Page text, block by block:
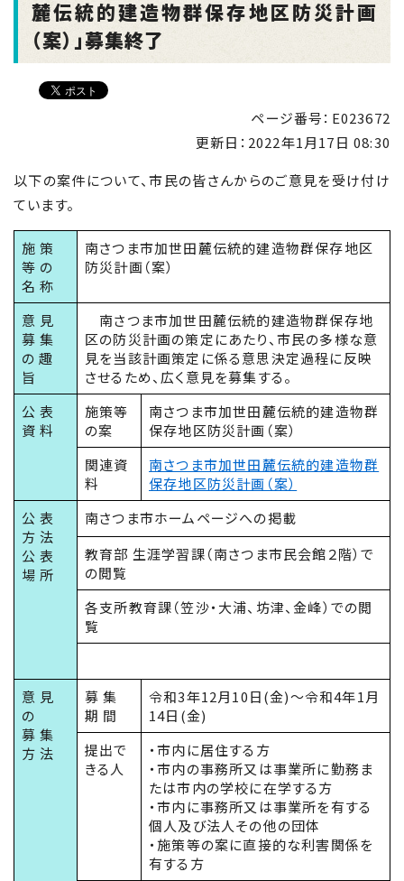
麓伝統的建造物群保存地区防災計画
（案）」募集終了
ページ番号：E023672
更新日： 2022年1月17日 08:30
以下の案件について、市民の皆さんからのご意見を受け付け
ています。
施 策
等 の
名 称
南さつま市加世田麓伝統的建造物群保存地区
防災計画（案）
意 見
募 集
の 趣
旨
南さつま市加世田麓伝統的建造物群保存地
区の防災計画の策定にあたり、市民の多様な意
見を当該計画策定に係る意思決定過程に反映
させるため、広く意見を募集する。
公 表
資 料
施策等
の案
南さつま市加世田麓伝統的建造物群
保存地区防災計画（案）
関連資
料
南さつま市加世田麓伝統的建造物群
保存地区防災計画（案）
公 表
方 法
公 表
場 所
南さつま市ホームページへの掲載
教育部 生涯学習課（南さつま市民会館２階）で
の閲覧
各支所教育課（笠沙・大浦、坊津、金峰）での閲
覧
意 見
の
募 集
方 法
募 集
期 間
令和3年12月10日(金)～令和4年1月
14日(金)
提出で
きる人
・市内に居住する方
・市内の事務所又は事業所に勤務ま
たは市内の学校に在学する方
・市内に事務所又は事業所を有する
個人及び法人その他の団体
・施策等の案に直接的な利害関係を
有する方